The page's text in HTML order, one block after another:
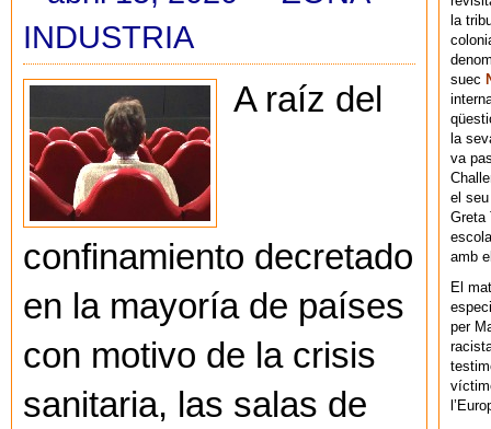
INDUSTRIA
A raíz del
confinamiento decretado
en la mayoría de países
con motivo de la crisis
sanitaria, las salas de
la
suec
la
va
el
Greta
amb
El
per